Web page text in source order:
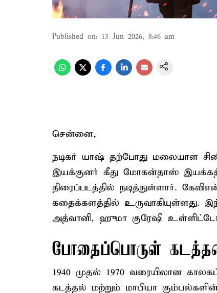
Published on: 13 Jun 2026, 8:46 am
சென்னை,
நடிகர் யாஷ் தற்போது மலையாள
இயக்குனர் கீது மோகன்தாஸ்
திரைப்படத்தில் நடித்துள்ளார்.
கதைக்களத்தில் உருவாகியுள்ளது.
அத்வானி, ஹுமா குரேஷி
போதைப்பொருள்
1940 முதல் 1970 வரையிலான
கடத்தல் மற்றும் மாபியா